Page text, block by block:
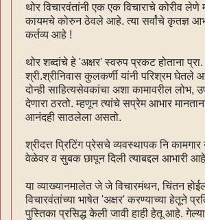
थोर विचारवंतांनी एक एक विचाराचे कोरीव लेणे
कायमचे कोरुन ठेवले आहे. त्या सर्वांचे कृतज्ञ
कर्तव्य आहे !
थोर शब्दांचे हे 'अक्षर' स्वरुप प्रकट होताना
श्री.श्रीनिवास कुलकर्णी यांनी परिश्रम घेतले
दोन्ही साहित्यसेवकांचा अशा कामावरील लोभ,
देणारा ठरतो. म्हणून त्यांचे सप्रेम आभार
आनंदही साठलेला असतो.
श्रीदत्त प्रिटिंग प्रेसचे व्यवस्थापक नि कामगार
वेळेवर व सुबक छापून दिली त्याबद्दल आभारी
या व्याख्यानमालेत जे जे विचारमंथन, चिंतन
विचारवंतांच्या भाषेत 'अक्षर' करण्याच्या हेतूने
पुस्तिका प्रसिद्ध केली जावी हाही हेतू आहे. गेल्या